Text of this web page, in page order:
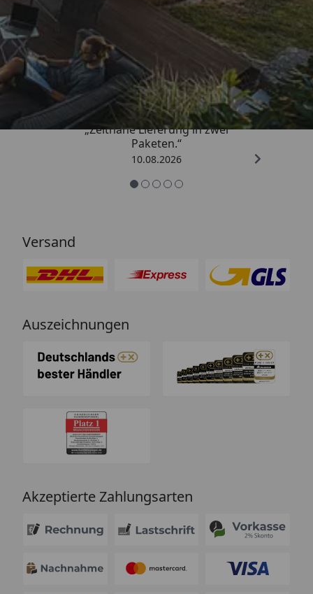
Trusted Shops
4,81/ 5
„Zeitnahe Lieferung in zwei
Paketen.“
10.08.2026
Versand
Auszeichnungen
Akzeptierte Zahlungsarten